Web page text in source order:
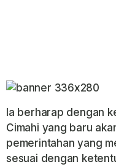
Ia berharap dengan
Cimahi yang baru
pemerintahan yang
sesuai dengan